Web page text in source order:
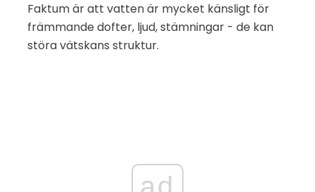
Faktum är att vatten är mycket känsligt för
främmande dofter, ljud, stämningar - de kan
störa vätskans struktur.